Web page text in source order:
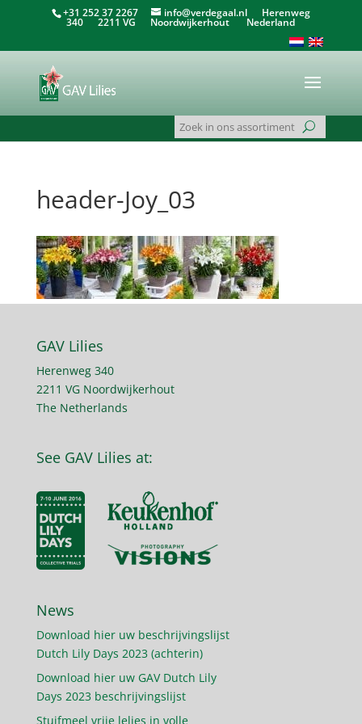
+31 252 37 2267 info@verdegaal.nlHerenweg
340 2211 VG Noordwijkerhout Nederland
header-Joy_03
GAV Lilies
Herenweg 340
2211 VG Noordwijkerhout
The Netherlands
See GAV Lilies at:
News
Download hier uw beschrijvingslijst
Dutch Lily Days 2023 (achterin)
Download hier uw GAV Dutch Lily
Days 2023 beschrijvingslijst
Stuifmeel vrije lelies in volle